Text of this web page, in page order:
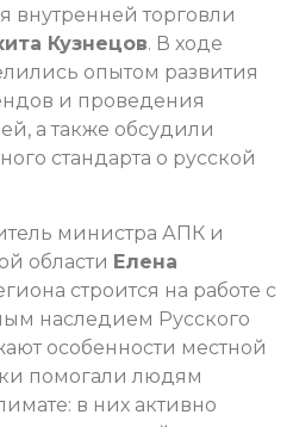
внутренней торговли
Кузнецов. В ходе
опытом развития
и проведения
а также обсудили
стандарта о русской
министра АПК и
области Елена
строится на работе с
наследием Русского
особенности местной
помогали людям
в них активно